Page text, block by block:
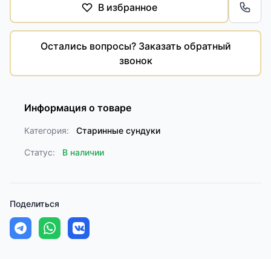
В избранное
Остались вопросы? Заказать обратный
звонок
Информация о товаре
Категория: Старинные сундуки
Статус: В наличии
Поделиться